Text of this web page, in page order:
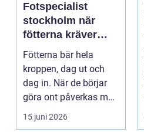
Fotspecialist
stockholm när
fötterna kräver
mer än vanliga
sulor
Fötterna bär hela
kroppen, dag ut och
dag in. När de börjar
göra ont påverkas mer
15 juni 2026